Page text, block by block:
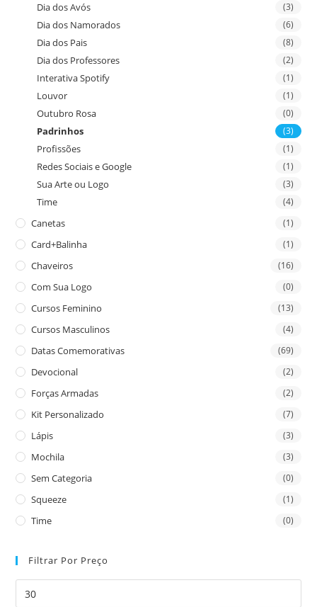
Dia dos Avós (3)
Dia dos Namorados (6)
Dia dos Pais (8)
Dia dos Professores (2)
Interativa Spotify (1)
Louvor (1)
Outubro Rosa (0)
Padrinhos (3)
Profissões (1)
Redes Sociais e Google (1)
Sua Arte ou Logo (3)
Time (4)
Canetas (1)
Card+Balinha (1)
Chaveiros (16)
Com Sua Logo (0)
Cursos Feminino (13)
Cursos Masculinos (4)
Datas Comemorativas (69)
Devocional (2)
Forças Armadas (2)
Kit Personalizado (7)
Lápis (3)
Mochila (3)
Sem Categoria (0)
Squeeze (1)
Time (0)
Filtrar Por Preço